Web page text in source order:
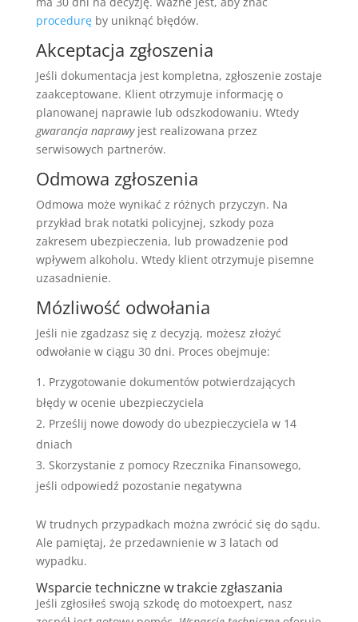
proceduręby uniknąć błędów.
Akceptacja zgłoszenia
Jeśli dokumentacja jest kompletna, zgłoszenie zostaje
zaakceptowane. Klient otrzymuje informację o
planowanej naprawie lub odszkodowaniu. Wtedy
gwarancja naprawyjest realizowana przez
serwisowych partnerów.
Odmowa zgłoszenia
Odmowa może wynikać z różnych przyczyn. Na
przykład brak notatki policyjnej, szkody poza
zakresem ubezpieczenia, lub prowadzenie pod
wpływem alkoholu. Wtedy klient otrzymuje pisemne
uzasadnienie.
Mózliwość odwołania
Jeśli nie zgadzasz się z decyzją, możesz złożyć
odwołanie w ciągu 30 dni. Proces obejmuje:
Przygotowanie dokumentów potwierdzających
błędy w ocenie ubezpieczyciela
Prześlij nowe dowody do ubezpieczyciela w 14
dniach
Skorzystanie z pomocy Rzecznika Finansowego,
jeśli odpowiedź pozostanie negatywna
W trudnych przypadkach można zwrócić się do sądu.
Ale pamiętaj, że przedawnienie w 3 latach od
wypadku.
Wsparcie techniczne w trakcie zgłaszania
Jeśli zgłosiłeś swoją szkodę do motoexpert, nasz